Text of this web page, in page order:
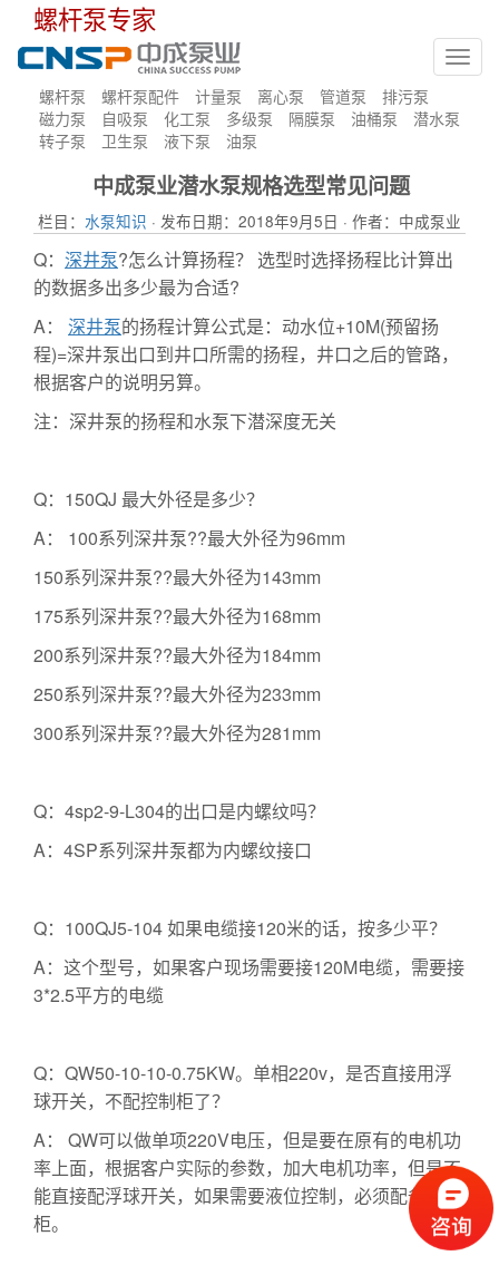
螺杆泵专家
螺杆泵 螺杆泵配件 计量泵 离心泵 管道泵
排污泵
磁力泵
自吸泵 化工泵 多级泵 隔膜泵 油桶泵
潜水泵
转子泵
卫生泵 液下泵 油泵
中成泵业潜水泵规格选型常见问题
栏目： 水泵知识 · 发布日期：2018年9月5日 · 作者：中成泵业
Q： 深井泵?怎么计算扬程？ 选型时选择扬程比计算出
的数据多出多少最为合适?
A： 深井泵的扬程计算公式是：动水位+10M(预留扬
程)=深井泵出口到井口所需的扬程，井口之后的管路，
根据客户的说明另算。
注：深井泵的扬程和水泵下潜深度无关
Q：150QJ 最大外径是多少？
A： 100系列深井泵??最大外径为96mm
150系列深井泵??最大外径为143mm
175系列深井泵??最大外径为168mm
200系列深井泵??最大外径为184mm
250系列深井泵??最大外径为233mm
300系列深井泵??最大外径为281mm
Q：4sp2-9-L304的出口是内螺纹吗？
A：4SP系列深井泵都为内螺纹接口
Q：100QJ5-104 如果电缆接120米的话，按多少平？
A：这个型号，如果客户现场需要接120M电缆，需要接
3*2.5平方的电缆
Q：QW50-10-10-0.75KW。单相220v，是否直接用浮
球开关，不配控制柜了？
A： QW可以做单项220V电压，但是要在原有的电机功
率上面，根据客户实际的参数，加大电机功率，但是不
能直接配浮球开关，如果需要液位控制，必须配备控制
柜。